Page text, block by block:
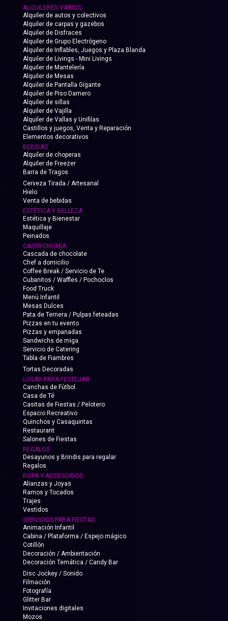
ALQUILERES VARIOS
Alquiler de autos y colectivos
Alquiler de carpas y gazebos
Alquiler de Disfraces
Alquiler de Grupo Electrógeno
Alquiler de Inflables, Juegos y Plaza Blanda
Alquiler de Livings - Mini Livings
Alquiler de Mantelería
Alquiler de Mesas
Alquiler de Pantalla Gigante
Alquiler de Piso Damero
Alquiler de sillas
Alquiler de Vajilla
Alquiler de Vallas y Unifilas
Castillos y juegos, Venta y Reparación
Elementos decorativos
BEBIDAS
Alquiler de choperas
Alquiler de Freezer
Barra de Tragos
Cerveza Tirada / Artesanal
Hielo
Venta de bebidas
ESTÉTICA Y BELLEZA
Estética y Bienestar
Maquillaje
Peinados
GASTRONOMÍA
Cascada de chocolate
Chef a domicilio
Coffee Break / Servicio de Te
Cubanitos / Waffles / Pochoclos
Food Truck
Menú Infantil
Mesas Dulces
Pata de Ternera / Pulpas feteadas
Pizzas en tu evento
Pizzas y empanadas
Sandwichs de miga
Servicio de Catering
Tabla de Fiambres
Tortas Decoradas
LUGAR PARA FESTEJAR
Canchas de Fútbol
Casa de Té
Casitas de Fiestas / Pelotero
Espacio Recreativo
Quinchos y Casaquintas
Restaurant
Salones de Fiestas
REGALOS
Desayunos y Brindis para regalar
Regalos
ROPA Y ACCESORIOS
Alianzas y Joyas
Ramos y Tocados
Trajes
Vestidos
SERVICIOS PARA FIESTAS
Animación Infantil
Cabina / Plataforma / Espejo mágico
Cotillón
Decoración / Ambientación
Decoración Temática / Candy Bar
Disc Jockey / Sonido
Filmación
Fotografía
Glitter Bar
Invitaciones digitales
Mozos